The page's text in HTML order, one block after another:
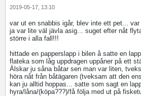
2019-05-17, 13:10
var ut en snabbis igår, blev inte ett pet...
ja var lite väl jävla asig... suget efter nåt
större i alla fall!!!
hittade en papperslapp i bilen å satte en
flateka som låg uppdragen uppåner på ett
Älskar ju såna båtar sen man var liten,
höra nåt från båtägaren (tveksam att den
kan ju alltid hoppas... satte som sagt en
hyra/låna/(köpa???)/få följa med ut på